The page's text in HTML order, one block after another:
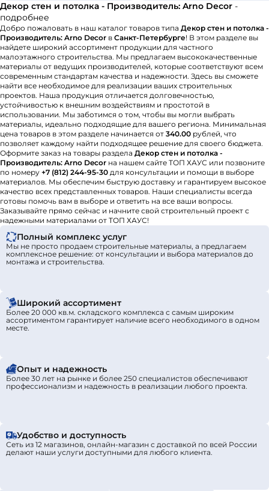
Декор стен и потолка - Производитель: Arno Decor -
подробнее
Добро пожаловать в наш каталог товаров типа Декор стен и потолка -
Производитель: Arno Decor в Санкт-Петербурге! В этом разделе вы
найдете широкий ассортимент продукции для частного
малоэтажного строительства. Мы предлагаем высококачественные
материалы от ведущих производителей, которые соответствуют всем
современным стандартам качества и надежности. Здесь вы сможете
найти все необходимое для реализации ваших строительных
проектов. Наша продукция отличается долговечностью,
устойчивостью к внешним воздействиям и простотой в
использовании. Мы заботимся о том, чтобы вы могли выбрать
материалы, идеально подходящие для вашего региона. Минимальная
цена товаров в этом разделе начинается от 340.00 рублей, что
позволяет каждому найти подходящее решение для своего бюджета.
Оформите заказ на товары раздела Декор стен и потолка -
Производитель: Arno Decor на нашем сайте ТОП ХАУС или позвоните
по номеру +7 (812) 244-95-30 для консультации и помощи в выборе
материалов. Мы обеспечим быструю доставку и гарантируем высокое
качество всех представленных товаров. Наши специалисты всегда
готовы помочь вам в выборе и ответить на все ваши вопросы.
Заказывайте прямо сейчас и начните свой строительный проект с
надежными материалами от ТОП ХАУС!
Полный комплекс услуг
Мы не просто продаем строительные материалы, а предлагаем
комплексное решение: от консультации и выбора материалов до
монтажа и строительства.
Широкий ассортимент
Более 20 000 кв.м. складского комплекса с самым широким
ассортиментом гарантирует наличие всего необходимого в одном
месте.
Опыт и надежность
Более 30 лет на рынке и более 250 специалистов обеспечивают
профессионализм и надежность в реализации любого проекта.
Удобство и доступность
Сеть из 12 магазинов, онлайн-магазин с доставкой по всей России
делают наши услуги доступными для любого клиента.